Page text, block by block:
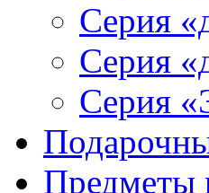
Серия
Серия
Серия
Предметы